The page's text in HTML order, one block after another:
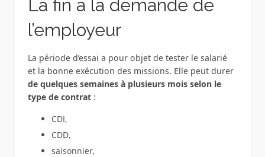
La fin à la demande de
l’employeur
La période d’essai a pour objet de tester le salarié
et la bonne exécution des missions. Elle peut durer
de quelques semaines à plusieurs mois selon le
type de contrat:
CDI,
CDD,
saisonnier,